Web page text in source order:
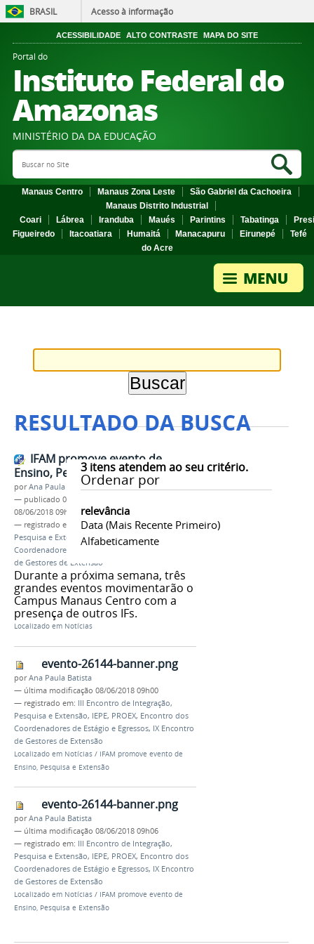
BRASIL Acesso à informação
ACESSIBILIDADE ALTO CONTRASTE MAPA DO SITE
Portal do
Instituto Federal do
Amazonas
MINISTÉRIO DA DA EDUCAÇÃO
Search Site
Manaus Centro Manaus Zona Leste
São Gabriel da Cachoeira
Manaus Distrito Industrial
Coari
Lábrea Iranduba Maués Parintins Tabatinga
Figueiredo
Itacoatiara Humaitá Manacapuru Eirunepé
Tefé
do Acre
RESULTADO DA BUSCA
3itens atendem ao seu critério.
Ordenar por
relevância
Data (mais Recente Primeiro)
Alfabeticamente
IFAM promove evento de
Ensino, Pesquisa e Extensão
porAna Paula Batista
— publicado 08/06/2018
08/06/2018 09h06
— registrado em:
III Encontro de Integração,
Pesquisa e Extensão ,IEPE PROEX
Encontro dos
Coordenadores de Estágio e Egressos
de Gestores de Extensão
Durante a próxima semana, três
grandes eventos movimentarão o
Campus Manaus Centro com a
presença de outros IFs.
Localizado em Notícias
evento-26144-banner.png
porAna Paula Batista
— última modificação 08/06/2018 09h00
— registrado em: III Encontro de Integração,
Pesquisa e Extensão, IEPE, PROEX, Encontro dos
Coordenadores de Estágio e Egressos, IX Encontro
de Gestores de Extensão
Localizado em Notícias / IFAM promove evento de
Ensino, Pesquisa e Extensão
evento-26144-banner.png
porAna Paula Batista
— última modificação 08/06/2018 09h06
— registrado em: III Encontro de Integração,
Pesquisa e Extensão, IEPE, PROEX, Encontro dos
Coordenadores de Estágio e Egressos, IX Encontro
de Gestores de Extensão
Localizado em Notícias / IFAM promove evento de
Ensino, Pesquisa e Extensão